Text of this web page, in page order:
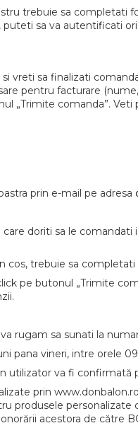
trebuie sa completati
sa va autentificati
vreti sa finalizati
pentru facturare
„Trimite comanda”.
prin e-mail pe adresa
doriti sa le
cos, trebuie sa completati
pe butonul „Trimite
rugam sa sunati la
pana vineri, intre orele
utilizator va fi confirmată
prin
produsele
acestora de către